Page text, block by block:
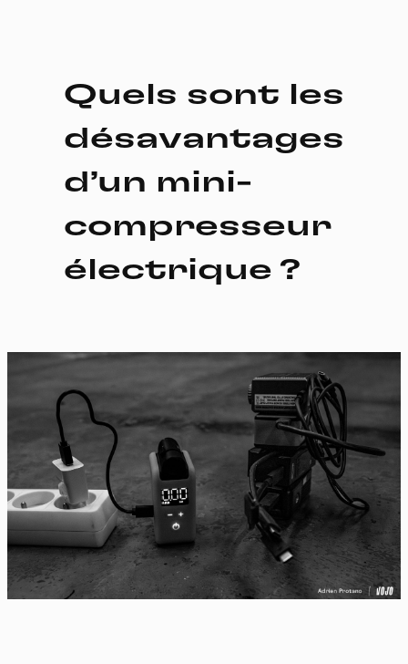
Quels sont les
désavantages
d’un mini-
compresseur
électrique ?